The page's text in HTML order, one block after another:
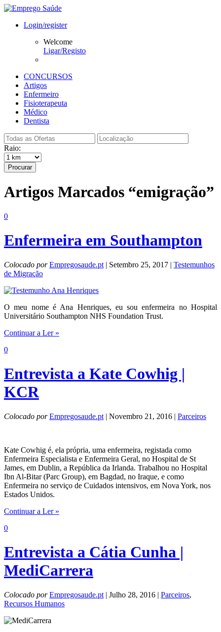
Login/register
Welcome
Ligar/Registo
CONCURSOS
Artigos
Enfermeiro
Fisioterapeuta
Médico
Dentista
Raio:
Procurar
Artigos Marcados “emigração”
0
Enfermeira em Southampton
Colocado por Empregosaude.pt | Setembro 25, 2017 | Testemunhos
de Migração
O meu nome é Ana Henriques, eu sou enfermeira no Hospital
Universitário Southampton NHS Foundation Trust.
Continuar a Ler »
0
Entrevista a Kate Cowhig |
KCR
Colocado por Empregosaude.pt | Novembro 21, 2016 | Parceiros
Kate Cowhig é, ela própria, uma enfermeira, registada como
Enfermeira Especialista e Enfermeira Geral, no Hospital de St
James, em Dublin, a República da Irlanda. Trabalhou no Hospital
Ibn Al-Bitar (Parc Group), em Bagdad, no Iraque, e como
Enfermeira no serviço de Cuidados intensivos, em Nova York, nos
Estados Unidos.
Continuar a Ler »
0
Entrevista a Cátia Cunha |
MediCarrera
Colocado por Empregosaude.pt | Julho 28, 2016 | Parceiros,
Recursos Humanos